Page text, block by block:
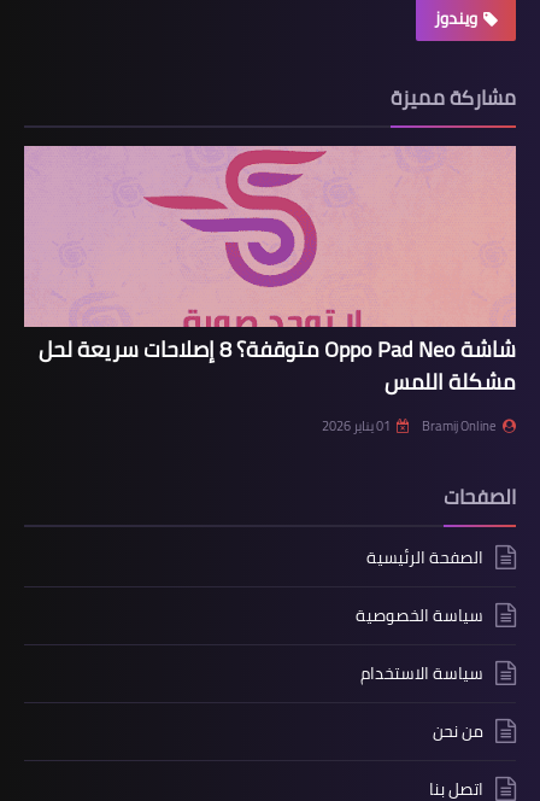
ويندوز
مشاركة مميزة
شاشة Oppo Pad Neo متوقفة؟ 8 إصلاحات سريعة لحل
مشكلة اللمس
Bramij Online 01 يناير 2026
الصفحات
الصفحة الرئيسية
سياسة الخصوصية
سياسة الاستخدام
من نحن
اتصل بنا